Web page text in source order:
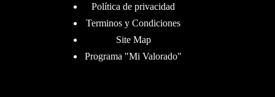
Política de privacidad
Terminos y Condiciones
Site Map
Programa "Mi Valorado"